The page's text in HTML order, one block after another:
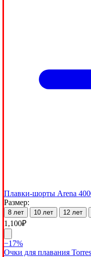
Плавки-шорты Arena
Размер:
8 лет 10 лет 12 лет
1,100₽
−17%
Очки для плавания